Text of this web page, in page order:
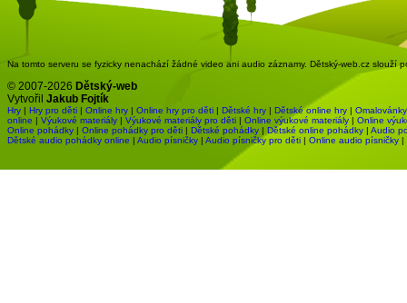
Na tomto serveru se fyzicky nenachází žádné video ani audio záznamy. Dětský-web.cz slouží
© 2007-2026 Dětský-web
Vytvořil Jakub Fojtík
Hry | Hry pro děti | Online hry | Online hry pro děti | Dětské hry | Dětské online hry | Omalovánky
online | Výukové materiály | Výukové materiály pro děti | Online výukové materiály | Online
Online pohádky | Online pohádky pro děti | Dětské pohádky | Dětské online pohádky | Audio
Dětské audio pohádky online | Audio písničky | Audio písničky pro děti | Online audio písničky |